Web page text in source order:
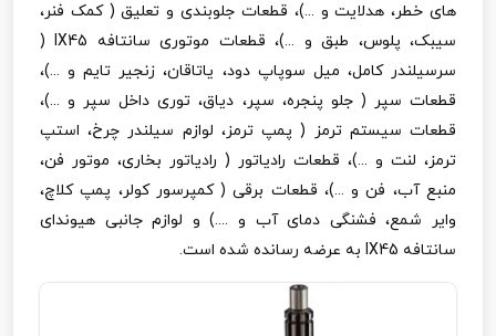
های خطر، هدلایت و ...)، قطعات جلوبندی و تعلیق ( کمک فنر،
سیبک، پلوس، طبق و ...)، قطعات موتوری سانتافه IX45
(
سرسیلندر کامل، میل سوپاپ دود، یاتاقان، زنجیر تایم و ...)،
قطعات سپر ( جلو پنجره، سپر، دیاق، توری داخل سپر و ...)،
قطعات سیستم ترمز ( پمپ ترمز، لوازم سیلندر چرخ، استپ
ترمز، لنت و ...)، قطعات رادیاتور ( رادیاتور بخاری، موتور فن،
منبع آب، فن و ...)، قطعات برقی ( کمپرسور کولر، پمپ کلاچ،
وایر شمع، فشنگی دمای آب و ....) و لوازم جانبی هیوندای
سانتافه IX45 به عرضه رسانده شده است.